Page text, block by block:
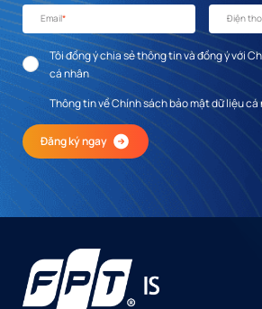
Email* Điện
Tôi đồng ý chia sẻ thông tin và đồng ý với
cá nhân
Thông tin về Chính sách bảo mật dữ liệu cá
Đăng ký ngay